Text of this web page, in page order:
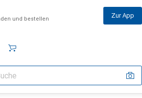
und bestellen Zur App